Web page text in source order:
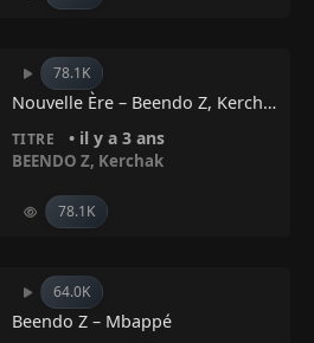
78.1K
Nouvelle Ère – Beendo Z, Kerchak,
TITRE • il y a 3 ans
BEENDO Z, Kerchak
78.1K
64.0K
Beendo Z – Mbappé